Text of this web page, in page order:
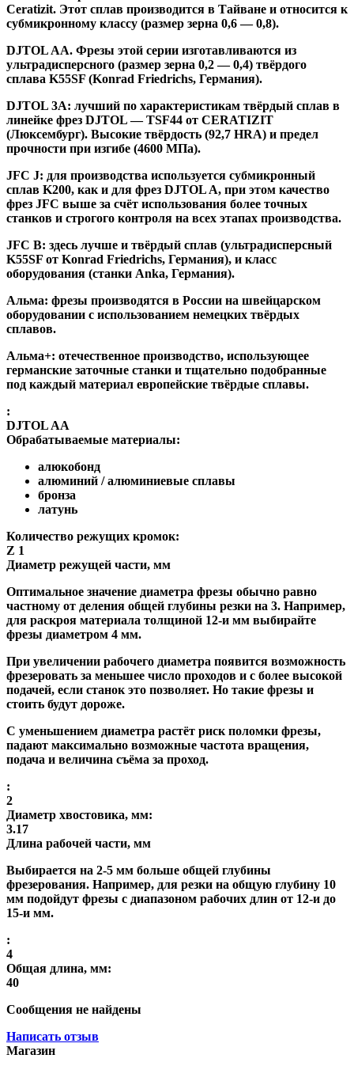
Ceratizit. Этот сплав производится в Тайване и относится к
субмикронному классу (размер зерна 0,6 — 0,8).
DJTOL AA. Фрезы этой серии изготавливаются из
ультрадисперсного (размер зерна 0,2 — 0,4) твёрдого
сплава K55SF (Konrad Friedrichs, Германия).
DJTOL 3A: лучший по характеристикам твёрдый сплав в
линейке фрез DJTOL — TSF44 от CERATIZIT
(Люксембург). Высокие твёрдость (92,7 HRA) и предел
прочности при изгибе (4600 МПа).
JFC J: для производства используется субмикронный
сплав K200, как и для фрез DJTOL A, при этом качество
фрез JFC выше за счёт использования более точных
станков и строгого контроля на всех этапах производства.
JFC B: здесь лучше и твёрдый сплав (ультрадисперсный
K55SF от Konrad Friedrichs, Германия), и класс
оборудования (станки Anka, Германия).
Альма: фрезы производятся в России на швейцарском
оборудовании с использованием немецких твёрдых
сплавов.
Альма+: отечественное производство, использующее
германские заточные станки и тщательно подобранные
под каждый материал европейские твёрдые сплавы.
:
DJTOL AA
Обрабатываемые материалы:
алюкобонд
алюминий / алюминиевые сплавы
бронза
латунь
Количество режущих кромок:
Z 1
Диаметр режущей части, мм
Оптимальное значение диаметра фрезы обычно равно
частному от деления общей глубины резки на 3. Например,
для раскроя материала толщиной 12-и мм выбирайте
фрезы диаметром 4 мм.
При увеличении рабочего диаметра появится возможность
фрезеровать за меньшее число проходов и с более высокой
подачей, если станок это позволяет. Но такие фрезы и
стоить будут дороже.
С уменьшением диаметра растёт риск поломки фрезы,
падают максимально возможные частота вращения,
подача и величина съёма за проход.
:
2
Диаметр хвостовика, мм:
3.17
Длина рабочей части, мм
Выбирается на 2-5 мм больше общей глубины
фрезерования. Например, для резки на общую глубину 10
мм подойдут фрезы с диапазоном рабочих длин от 12-и до
15-и мм.
:
4
Общая длина, мм:
40
Сообщения не найдены
Написать отзыв
Магазин